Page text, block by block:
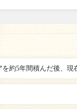
約5年間積んだ後、現